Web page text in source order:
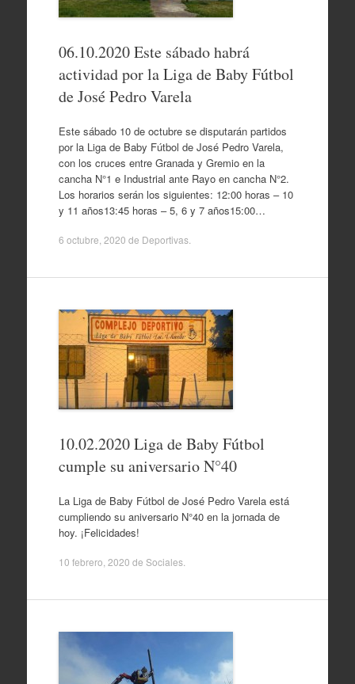
06.10.2020 Este sábado habrá
actividad por la Liga de Baby Fútbol
de José Pedro Varela
Este sábado 10 de octubre se disputarán partidos
por la Liga de Baby Fútbol de José Pedro Varela,
con los cruces entre Granada y Gremio en la
cancha N°1 e Industrial ante Rayo en cancha N°2.
Los horarios serán los siguientes: 12:00 horas – 10
y 11 años13:45 horas – 5, 6 y 7 años15:00…
6 octubre, 2020 de Deportivas.
10.02.2020 Liga de Baby Fútbol
cumple su aniversario N°40
La Liga de Baby Fútbol de José Pedro Varela está
cumpliendo su aniversario N°40 en la jornada de
hoy. ¡Felicidades!
10 febrero, 2020 de Sociales.